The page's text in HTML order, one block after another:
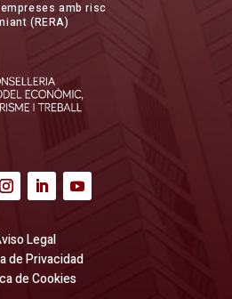
amb risc
(RERA)
Legal
de Privacidad
de Cookies